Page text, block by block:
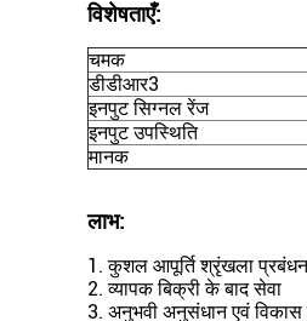
विशेषताएँ:
चमक
डीडीआर3
इनपुट सिग्नल रेंज
इनपुट उपस्थिति
मानक
लाभ:
1. कुशल आपूर्ति श्रृंखला प्रबंधन
2. व्यापक बिक्री के बाद सेवा
3. अनुभवी अनुसंधान एवं